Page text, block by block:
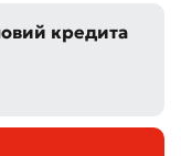
кредита